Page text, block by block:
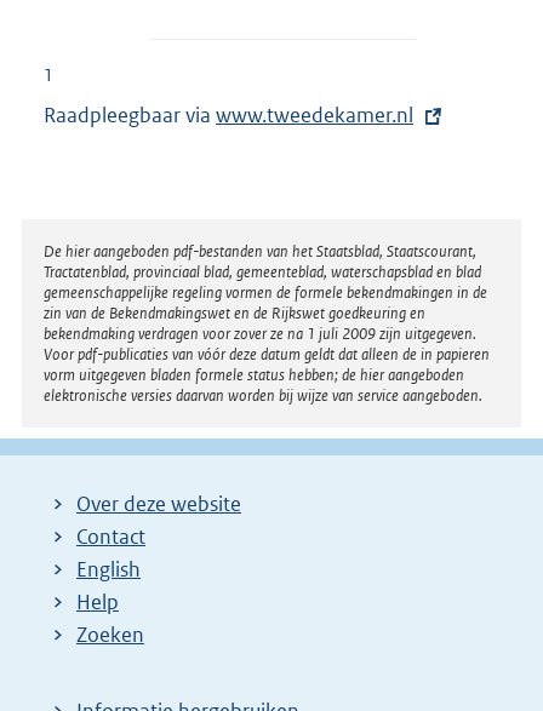
1
Raadpleegbaar via E
r
n
e
l
i
n
k
www.tweedekamer.nl
Disclaimer
De hier aangeboden pdf-bestanden van het Staatsblad, Staatscourant,
Tractatenblad, provinciaal blad, gemeenteblad, waterschapsblad en blad
gemeenschappelijke regeling vormen de formele bekendmakingen in de
zin van de Bekendmakingswet en de Rijkswet goedkeuring en
bekendmaking verdragen voor zover ze na 1 juli 2009 zijn uitgegeven.
Voor pdf-publicaties van vóór deze datum geldt dat alleen de in papieren
vorm uitgegeven bladen formele status hebben; de hier aangeboden
elektronische versies daarvan worden bij wijze van service aangeboden.
Over deze website
Contact
English
Help
Zoeken